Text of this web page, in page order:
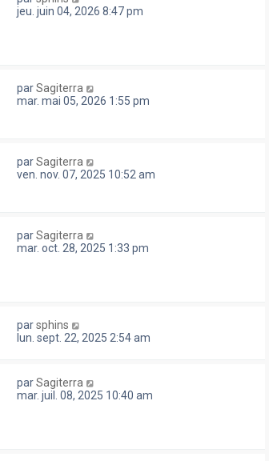
jeu. juin 04, 2026 8:47 pm
parSagiterra
mar. mai 05, 2026 1:55 pm
parSagiterra
ven. nov. 07, 2025 10:52 am
parSagiterra
mar. oct. 28, 2025 1:33 pm
parsphins
lun. sept. 22, 2025 2:54 am
parSagiterra
mar. juil. 08, 2025 10:40 am